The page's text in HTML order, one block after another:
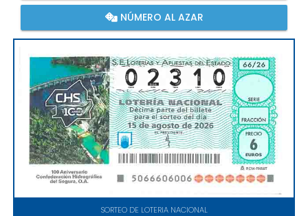
NÚMERO AL AZAR
SORTEO DE LOTERIA NACIONAL